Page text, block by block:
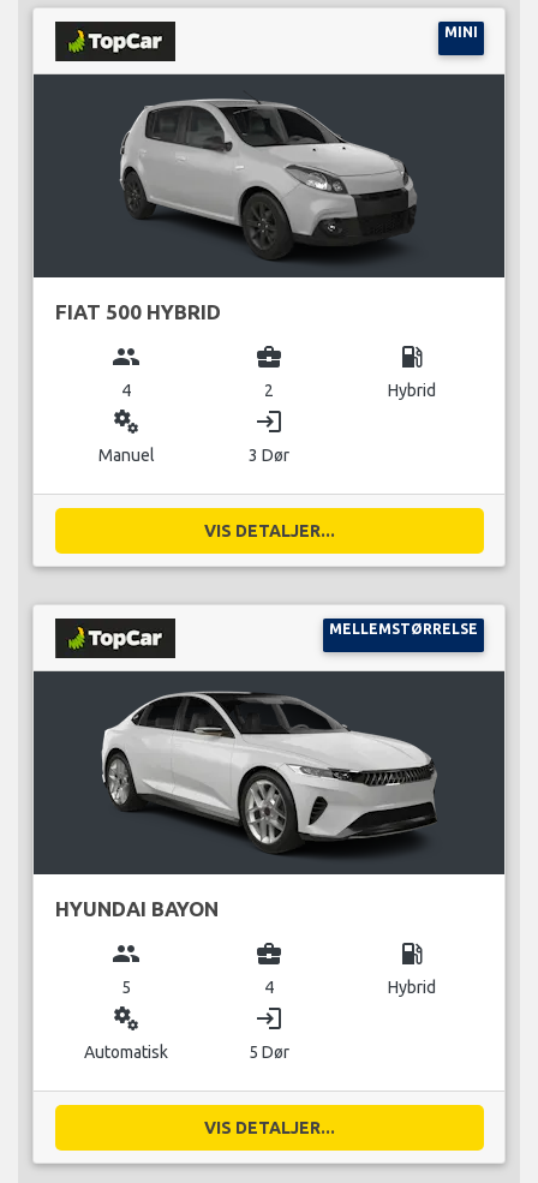
MINI
FIAT 500 HYBRID
group
4
business_center
2
local_gas_station
Hybrid
miscellaneous_services
Manuel
login
3 Dør
VIS DETALJER...
MELLEMSTØRRELSE
HYUNDAI BAYON
group
5
business_center
4
local_gas_station
Hybrid
miscellaneous_services
Automatisk
login
5 Dør
VIS DETALJER...